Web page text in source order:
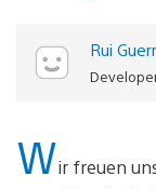
Rui
Wir freuen